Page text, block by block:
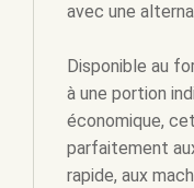
avec une
Disponible au
à une portion
économique,
parfaitement
rapide, aux